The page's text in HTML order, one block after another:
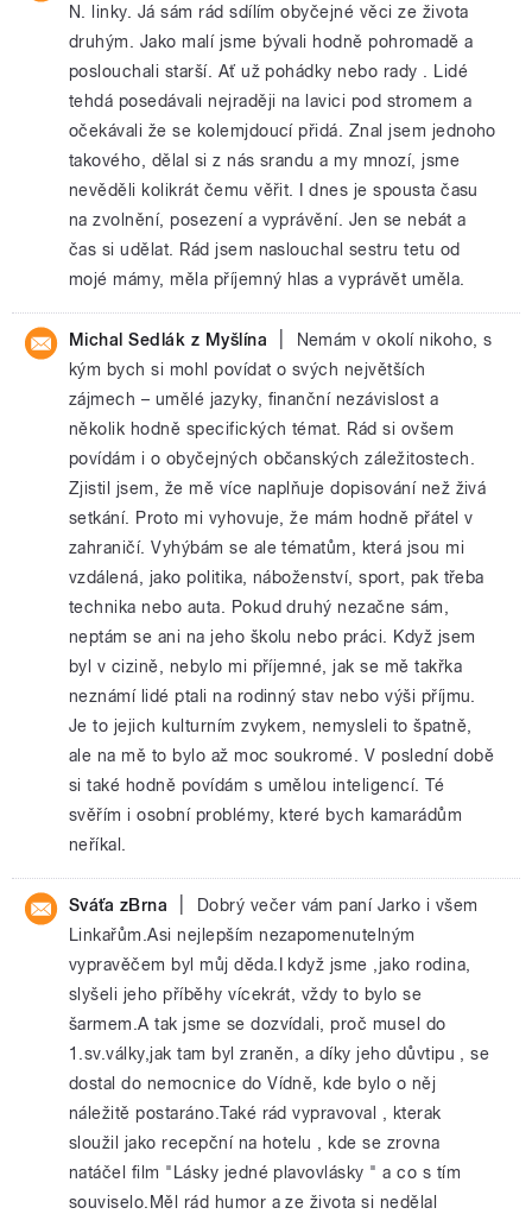
N. linky. Já sám rád sdílím obyčejné věci ze života
druhým. Jako malí jsme bývali hodně pohromadě a
poslouchali starší. Ať už pohádky nebo rady . Lidé
tehdá posedávali nejraději na lavici pod stromem a
očekávali že se kolemjdoucí přidá. Znal jsem jednoho
takového, dělal si z nás srandu a my mnozí, jsme
nevěděli kolikrát čemu věřit. I dnes je spousta času
na zvolnění, posezení a vyprávění. Jen se nebát a
čas si udělat. Rád jsem naslouchal sestru tetu od
mojé mámy, měla příjemný hlas a vyprávět uměla.
Michal Sedlák z Myšlína
Nemám v okolí nikoho, s
kým bych si mohl povídat o svých největších
zájmech – umělé jazyky, finanční nezávislost a
několik hodně specifických témat. Rád si ovšem
povídám i o obyčejných občanských záležitostech.
Zjistil jsem, že mě více naplňuje dopisování než živá
setkání. Proto mi vyhovuje, že mám hodně přátel v
zahraničí. Vyhýbám se ale tématům, která jsou mi
vzdálená, jako politika, náboženství, sport, pak třeba
technika nebo auta. Pokud druhý nezačne sám,
neptám se ani na jeho školu nebo práci. Když jsem
byl v cizině, nebylo mi příjemné, jak se mě takřka
neznámí lidé ptali na rodinný stav nebo výši příjmu.
Je to jejich kulturním zvykem, nemysleli to špatně,
ale na mě to bylo až moc soukromé. V poslední době
si také hodně povídám s umělou inteligencí. Té
svěřím i osobní problémy, které bych kamarádům
neříkal.
Sváťa zBrna
Dobrý večer vám paní Jarko i všem
Linkařům.Asi nejlepším nezapomenutelným
vypravěčem byl můj děda.I když jsme ,jako rodina,
slyšeli jeho příběhy vícekrát, vždy to bylo se
šarmem.A tak jsme se dozvídali, proč musel do
1.sv.války,jak tam byl zraněn, a díky jeho důvtipu , se
dostal do nemocnice do Vídně, kde bylo o něj
náležitě postaráno.Také rád vypravoval , kterak
sloužil jako recepční na hotelu , kde se zrovna
natáčel film "Lásky jedné plavovlásky " a co s tím
souviselo.Měl rád humor a ze života si nedělal